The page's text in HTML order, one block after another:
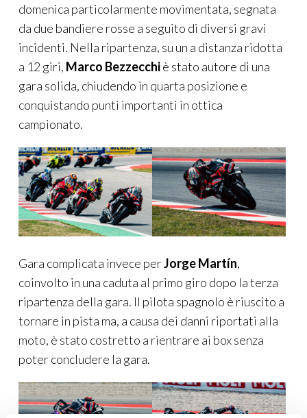
domenica particolarmente movimentata, segnata
da due bandiere rosse a seguito di diversi gravi
incidenti. Nella ripartenza, su un a distanza ridotta
a 12 giri, Marco Bezzecchiè stato autore di una
gara solida, chiudendo in quarta posizione e
conquistando punti importanti in ottica
campionato.
Gara complicata invece perJorge Martín,
coinvolto in una caduta al primo giro dopo la terza
ripartenza della gara. Il pilota spagnolo è riuscito a
tornare in pista ma, a causa dei danni riportati alla
moto, è stato costretto a rientrare ai box senza
poter concludere la gara.